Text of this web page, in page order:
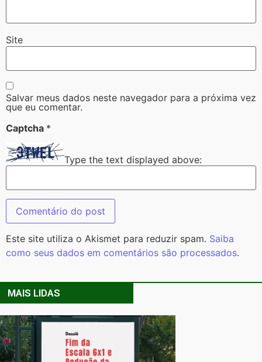
Site
Salvar meus dados neste navegador para a próxima vez
que eu comentar.
Captcha *
Type the text displayed above:
Este site utiliza o Akismet para reduzir spam. Saiba
como seus dados em comentários são processados.
MAIS LIDAS